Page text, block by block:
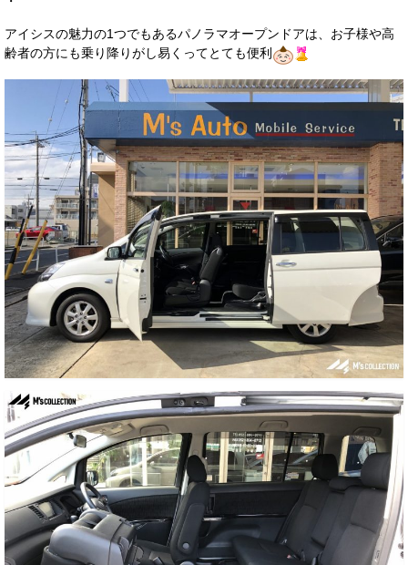
アイシスの魅力の1つでもあるパノラマオープンドアは、お子様や高
齢者の方にも乗り降りがし易くってとても便利